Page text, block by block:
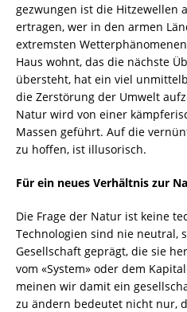
gezwungen ist die Hitzewellen
ertragen, wer in den armen
extremsten
Haus wohnt, das die nächste
übersteht, hat ein viel
die Zerstörung der Umwelt
Natur wird von einer
Massen geführt. Auf die
zu hoffen, ist illusorisch.
Für ein neues Verhältnis zur
Die Frage der Natur ist keine
Technologien sind nie neutral,
Gesellschaft geprägt, die sie
vom «System» oder dem
meinen wir damit ein
zu ändern bedeutet nicht nur,